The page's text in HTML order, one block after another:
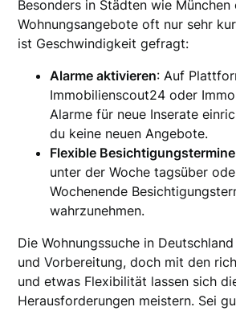
Besonders in Städten wie München
Wohnungsangebote oft nur sehr
ist Geschwindigkeit gefragt:
Alarme aktivieren: Auf
Immobilienscout24 oder
Alarme für neue Inserate
du keine neuen Angebote.
Flexible Besichtigungstermine
unter der Woche tagsüber
Wochenende
wahrzunehmen.
Die Wohnungssuche in
und Vorbereitung, doch mit den
und etwas Flexibilität lassen sich
Herausforderungen meistern. Sei